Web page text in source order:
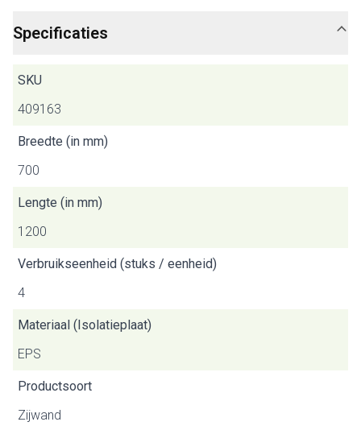
Specificaties
SKU
409163
Breedte (in mm)
700
Lengte (in mm)
1200
Verbruikseenheid (stuks / eenheid)
4
Materiaal (Isolatieplaat)
EPS
Productsoort
Zijwand